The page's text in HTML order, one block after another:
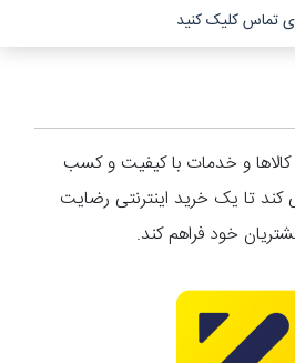
تماس کلیک کنید
کالاها و خدمات با کیفیت و کسب
تا یک خرید اینترنتی رضایت
خود فراهم کند.